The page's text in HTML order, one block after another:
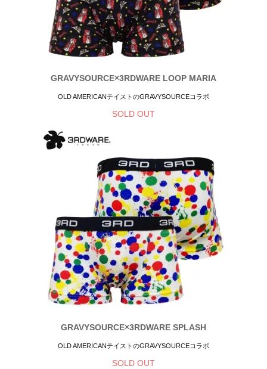
GRAVYSOURCE×3RDWARE LOOP MARIA
OLD AMERICANテイストのGRAVYSOURCEコラボ
SOLD OUT
GRAVYSOURCE×3RDWARE SPLASH
OLD AMERICANテイストのGRAVYSOURCEコラボ
SOLD OUT